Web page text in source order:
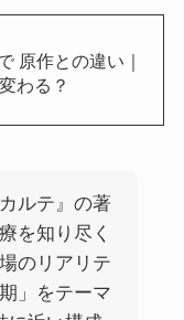
原作との違い｜
わる？
ルテ』の著
を知り尽く
のリアリテ
」をテーマ